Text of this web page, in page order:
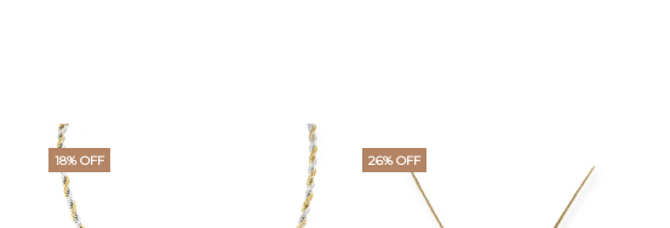
18% OFF 26% OFF